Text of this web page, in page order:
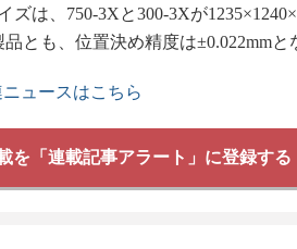
ズは、750-3Xと300-3Xが
とも、位置決め精度は±0.022mmと
ュースはこちら
を「連載記事アラート」に登録する